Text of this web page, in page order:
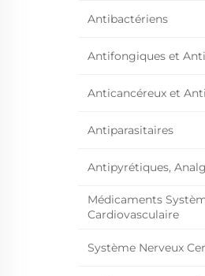
Antibactériens
Antifongiques et
Anticancéreux et
Antiparasitaires
Antipyrétiques,
Médicaments
Cardiovasculaire
Système Nerveux